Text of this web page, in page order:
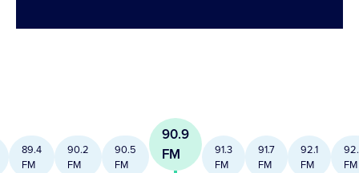
89.4
FM
90.2
FM
90.5
FM
90.9
FM
91.3
FM
91.7
FM
92.1
FM
FM